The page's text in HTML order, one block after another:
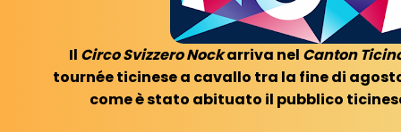
Il Circo Svizzero Nockarriva nel Canton
tournée ticinese a cavallo tra la fine di
come è stato abituato il pubblico